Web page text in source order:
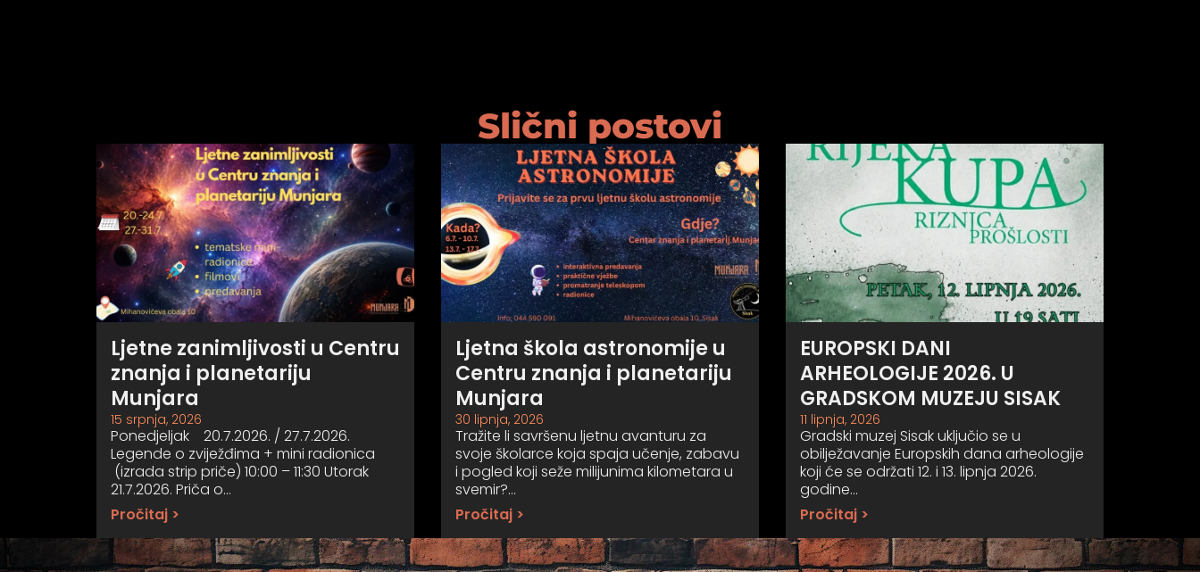
Slični postovi
Ljetne zanimljivosti u Centru
znanja i planetariju
Munjara
15 srpnja, 2026
Ponedjeljak 20.7.2026. / 27.7.2026.
Legende o zviježđima + mini radionica
(izrada strip priče) 10:00 – 11:30 Utorak
21.7.2026. Priča o…
Pročitaj >
Ljetna škola astronomije u
Centru znanja i planetariju
Munjara
30 lipnja, 2026
Tražite li savršenu ljetnu avanturu za
svoje školarce koja spaja učenje, zabavu
i pogled koji seže milijunima kilometara u
svemir?…
Pročitaj >
EUROPSKI DANI
ARHEOLOGIJE 2026. U
GRADSKOM MUZEJU SISAK
11 lipnja, 2026
Gradski muzej Sisak uključio se u
obilježavanje Europskih dana arheologije
koji će se održati 12. i 13. lipnja 2026.
godine…
Pročitaj >